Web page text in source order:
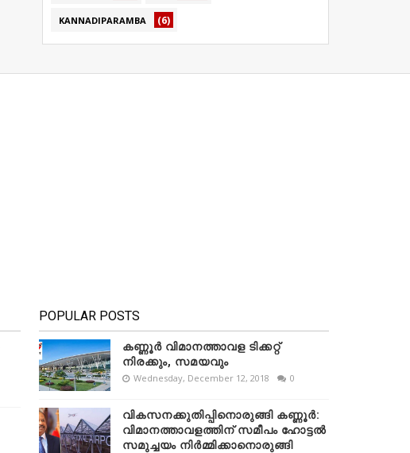
KANNADIPARAMBA (6)
POPULAR POSTS
കണ്ണൂർ വിമാനത്താവള ടിക്കറ്റ്
നിരക്കും, സമയവും
Wednesday, December 12, 2018 0
വികസനക്കുതിപ്പിനൊരുങ്ങി കണ്ണൂർ:
വിമാനത്താവളത്തിന് സമീപം ഹോട്ടൽ
സമുച്ചയം നിർമ്മിക്കാനൊരുങ്ങി